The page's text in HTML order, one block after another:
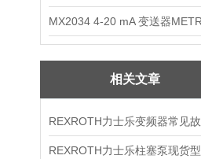
相关文章
REXROTH力士乐柱塞泵现货型